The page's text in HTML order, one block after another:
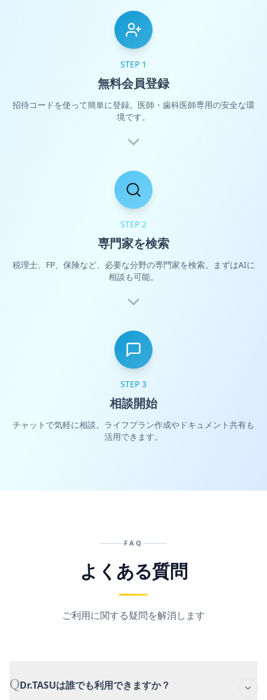
STEP 1
無料会員登録
招待コードを使って簡単に登録。医師・歯科医師専用の安全な環
境です。
STEP 2
専門家を検索
税理士、FP、保険など、必要な分野の専門家を検索。まずはAIに
相談も可能。
STEP 3
相談開始
チャットで気軽に相談。ライフプラン作成やドキュメント共有も
活用できます。
FAQ
よくある質問
ご利用に関する疑問を解消します
QDr.TASUは誰でも利用できますか？